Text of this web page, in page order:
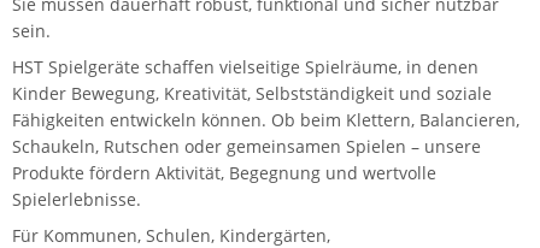
sein.
HST Spielgeräte schaffen vielseitige Spielräume, in denen
Kinder Bewegung, Kreativität, Selbstständigkeit und soziale
Fähigkeiten entwickeln können. Ob beim Klettern, Balancieren,
Schaukeln, Rutschen oder gemeinsamen Spielen – unsere
Produkte fördern Aktivität, Begegnung und wertvolle
Spielerlebnisse.
Für Kommunen, Schulen, Kindergärten,